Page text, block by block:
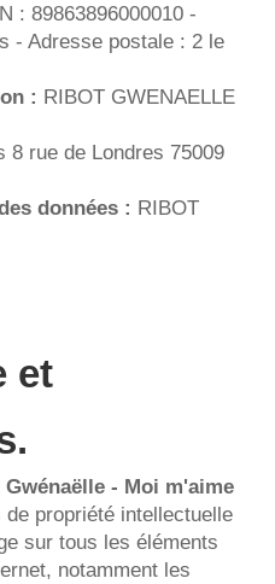
: 89863896000010 -
- Adresse postale : 2 le
: RIBOT GWENAELLE
8 rue de Londres 75009
données : RIBOT
et
- Moi m'aime
propriété intellectuelle
sur tous les éléments
notamment les